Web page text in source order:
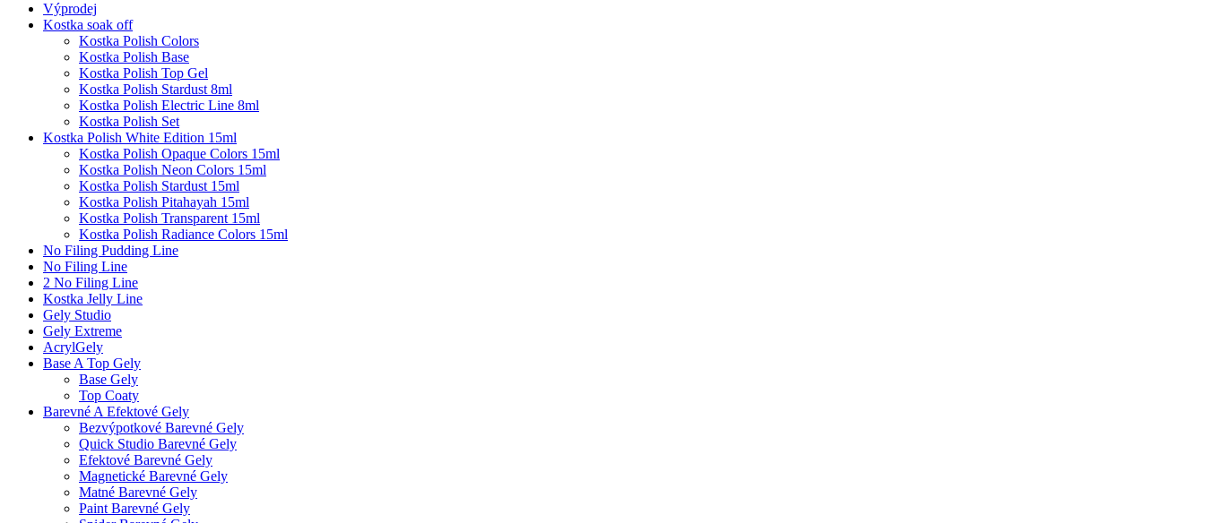
Výprodej
Kostka soak off
Kostka Polish Colors
Kostka Polish Base
Kostka Polish Top Gel
Kostka Polish Stardust 8ml
Kostka Polish Electric Line 8ml
Kostka Polish Set
Kostka Polish White Edition 15ml
Kostka Polish Opaque Colors 15ml
Kostka Polish Neon Colors 15ml
Kostka Polish Stardust 15ml
Kostka Polish Pitahayah 15ml
Kostka Polish Transparent 15ml
Kostka Polish Radiance Colors 15ml
No Filing Pudding Line
No Filing Line
2 No Filing Line
Kostka Jelly Line
Gely Studio
Gely Extreme
AcrylGely
Base A Top Gely
Base Gely
Top Coaty
Barevné A Efektové Gely
Bezvýpotkové Barevné Gely
Quick Studio Barevné Gely
Efektové Barevné Gely
Magnetické Barevné Gely
Matné Barevné Gely
Paint Barevné Gely